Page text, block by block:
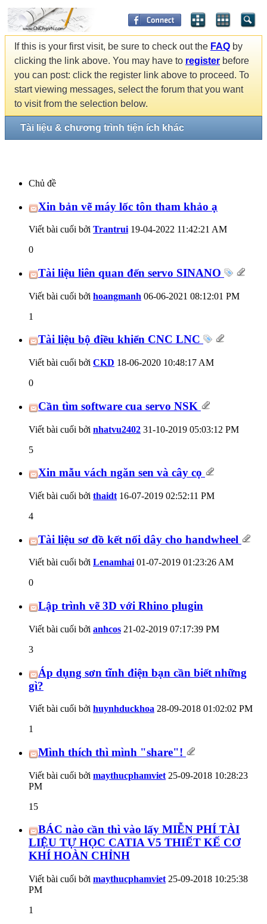
If this is your first visit, be sure to check out the FAQ by
clicking the link above. You may have to register before
you can post: click the register link above to proceed. To
start viewing messages, select the forum that you want
to visit from the selection below.
Tài liệu & chương trình tiện ích khác
Chủ đề
Xin bản vẽ máy lốc tôn tham khảo ạ
Viết bài cuối bởi Trantrui 19-04-2022 11:42:21 AM
0
Tài liệu liên quan đến servo SINANO
Viết bài cuối bởi hoangmanh 06-06-2021 08:12:01 PM
1
Tài liệu bộ điều khiển CNC LNC
Viết bài cuối bởi CKD 18-06-2020 10:48:17 AM
0
Cần tìm software cua servo NSK
Viết bài cuối bởi nhatvu2402 31-10-2019 05:03:12 PM
5
Xin mẫu vách ngăn sen và cây cọ
Viết bài cuối bởi thaidt 16-07-2019 02:52:11 PM
4
Tài liệu sơ đồ kết nối dây cho handwheel
Viết bài cuối bởi Lenamhai01-07-2019 01:23:26 AM
0
Lập trình vẽ 3D với Rhino plugin
Viết bài cuối bởi anhcos 21-02-2019 07:17:39 PM
3
Áp dụng sơn tĩnh điện bạn cần biết những
gì?
Viết bài cuối bởi huynhduckhoa 28-09-2018 01:02:02 PM
1
Mình thích thì mình "share"!
Viết bài cuối bởi maythucphamviet 25-09-2018 10:28:23
PM
15
BÁC nào cần thì vào lấy MIỄN PHÍ TÀI
LIỆU TỰ HỌC CATIA V5 THIẾT KẾ CƠ
KHÍ HOÀN CHỈNH
Viết bài cuối bởi maythucphamviet 25-09-2018 10:25:38
PM
1